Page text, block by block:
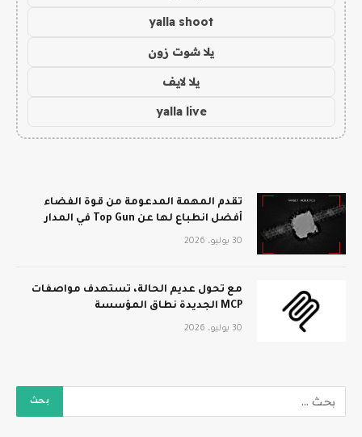
yalla shoot
يلا شوت زون
يلا لايف
yalla live
تقدم المهمة المدعومة من قوة الفضاء
أفضل انطباع لها عن Top Gun في المدار
30 يوليو، 2026
مع تحول عديم الحالة، تستهدف مواصفات
MCP الجديدة نطاق المؤسسة
30 يوليو، 2026